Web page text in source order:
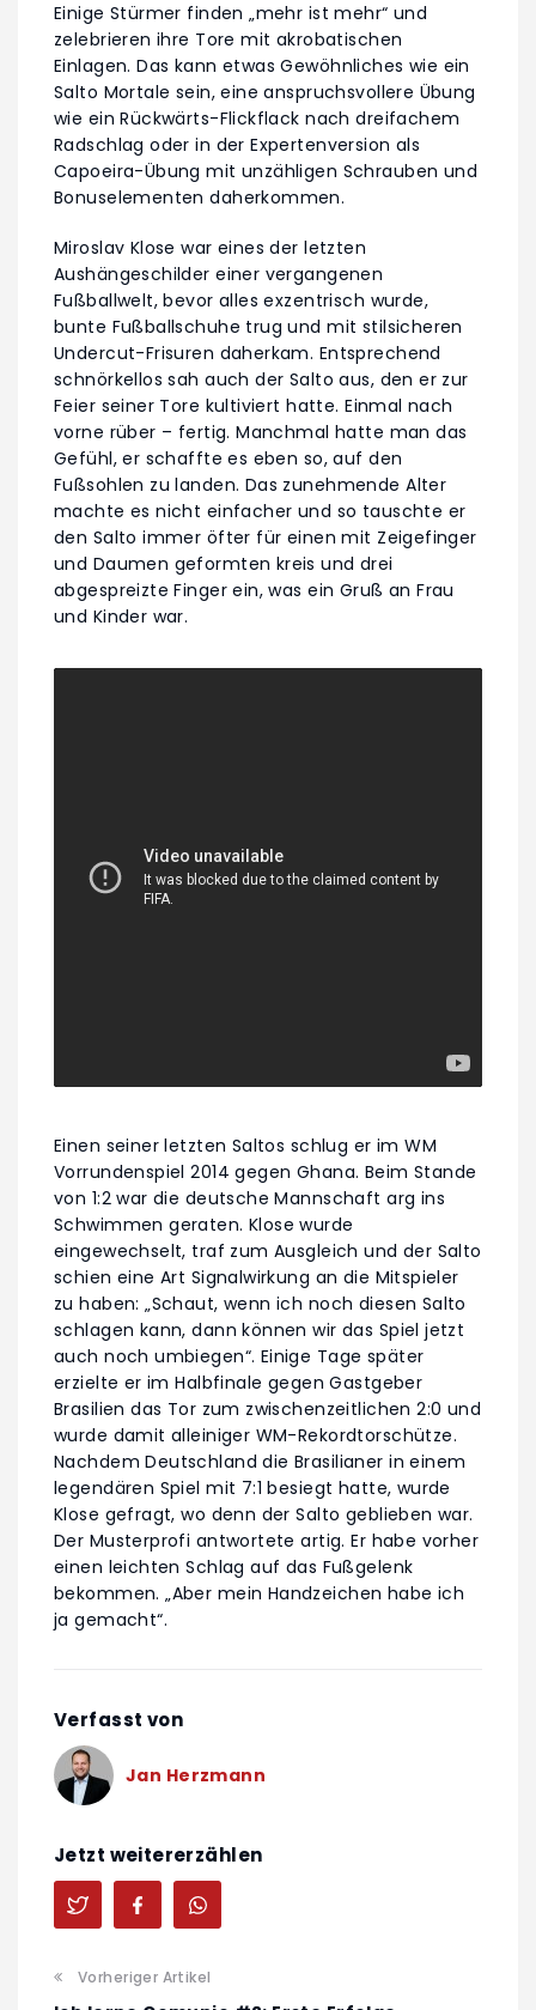
Einige Stürmer finden „mehr ist mehr“ und
zelebrieren ihre Tore mit akrobatischen
Einlagen. Das kann etwas Gewöhnliches wie ein
Salto Mortale sein, eine anspruchsvollere Übung
wie ein Rückwärts-Flickflack nach dreifachem
Radschlag oder in der Expertenversion als
Capoeira-Übung mit unzähligen Schrauben und
Bonuselementen daherkommen.
Miroslav Klose war eines der letzten
Aushängeschilder einer vergangenen
Fußballwelt, bevor alles exzentrisch wurde,
bunte Fußballschuhe trug und mit stilsicheren
Undercut-Frisuren daherkam. Entsprechend
schnörkellos sah auch der Salto aus, den er zur
Feier seiner Tore kultiviert hatte. Einmal nach
vorne rüber – fertig. Manchmal hatte man das
Gefühl, er schaffte es eben so, auf den
Fußsohlen zu landen. Das zunehmende Alter
machte es nicht einfacher und so tauschte er
den Salto immer öfter für einen mit Zeigefinger
und Daumen geformten kreis und drei
abgespreizte Finger ein, was ein Gruß an Frau
und Kinder war.
Einen seiner letzten Saltos schlug er im WM
Vorrundenspiel 2014 gegen Ghana. Beim Stande
von 1:2 war die deutsche Mannschaft arg ins
Schwimmen geraten. Klose wurde
eingewechselt, traf zum Ausgleich und der Salto
schien eine Art Signalwirkung an die Mitspieler
zu haben: „Schaut, wenn ich noch diesen Salto
schlagen kann, dann können wir das Spiel jetzt
auch noch umbiegen“. Einige Tage später
erzielte er im Halbfinale gegen Gastgeber
Brasilien das Tor zum zwischenzeitlichen 2:0 und
wurde damit alleiniger WM-Rekordtorschütze.
Nachdem Deutschland die Brasilianer in einem
legendären Spiel mit 7:1 besiegt hatte, wurde
Klose gefragt, wo denn der Salto geblieben war.
Der Musterprofi antwortete artig. Er habe vorher
einen leichten Schlag auf das Fußgelenk
bekommen. „Aber mein Handzeichen habe ich
ja gemacht“.
Verfasst von
Jan Herzmann
Jetzt weitererzählen
Vorheriger Artikel